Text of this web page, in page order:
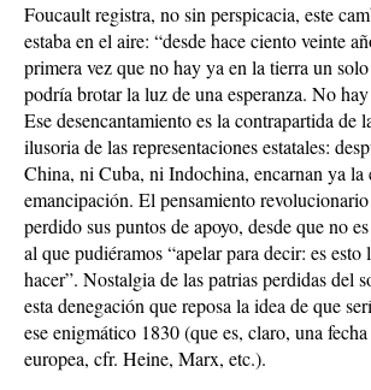
Foucault registra, no sin perspicacia, este
estaba en el aire: “desde hace ciento veinte
primera vez que no hay ya en la tierra un
podría brotar la luz de una esperanza. No
Ese desencantamiento es la contrapartida de
ilusoria de las representaciones estatales:
China, ni Cuba, ni Indochina, encarnan ya la
emancipación. El pensamiento
perdido sus puntos de apoyo, desde que no
al que pudiéramos “apelar para decir: es esto
hacer”. Nostalgia de las patrias perdidas del
esta denegación que reposa la idea de que
ese enigmático 1830 (que es, claro, una
europea, cfr. Heine, Marx, etc.).